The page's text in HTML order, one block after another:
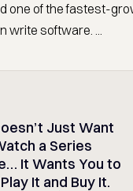
one of the fastest-
write software. ...
Just Want
a Series
It Wants You to
It and Buy It.